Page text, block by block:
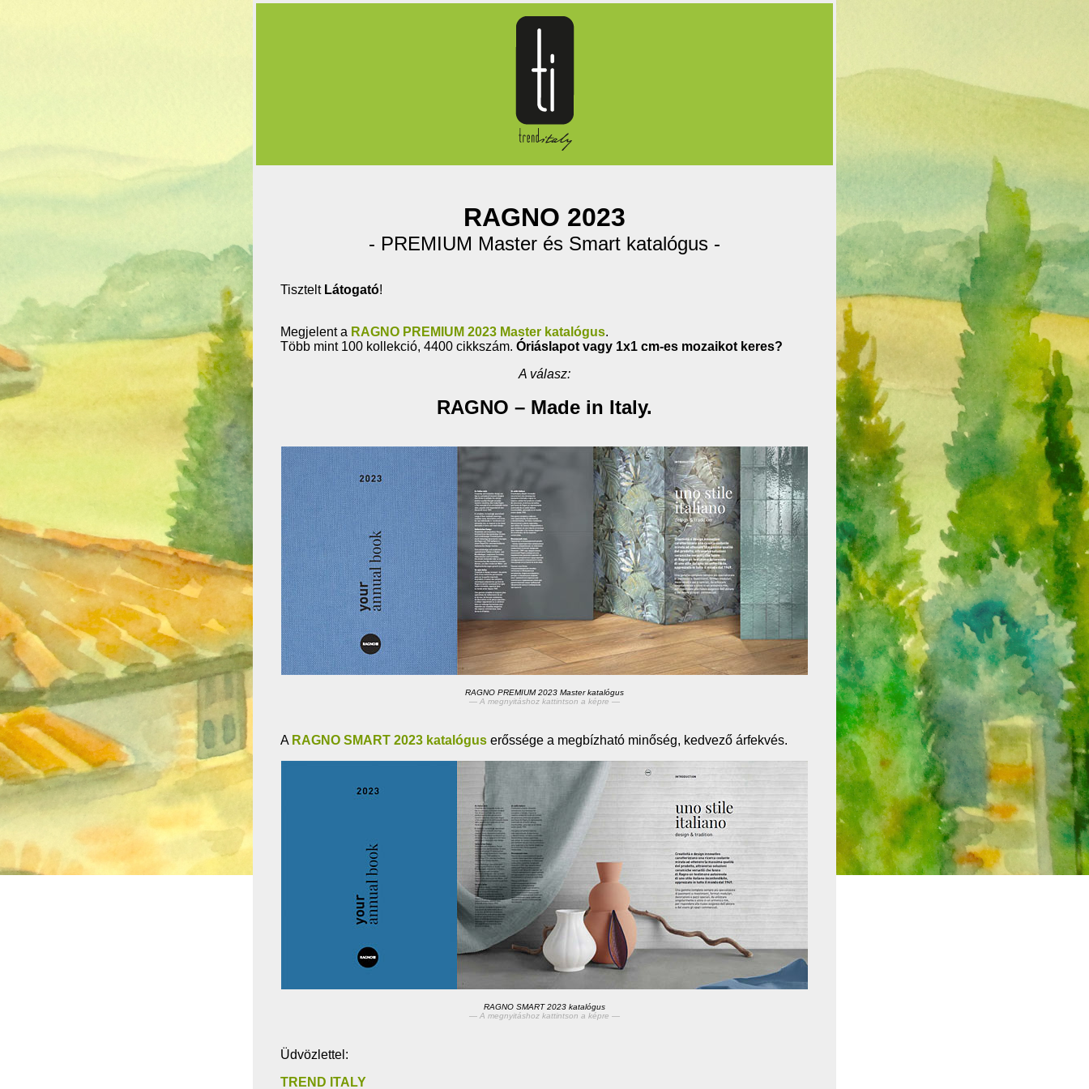
RAGNO 2023
- PREMIUM Master és Smart katalógus -
Tisztelt Látogató!
Megjelent a RAGNO PREMIUM 2023 Master katalógus.
Több mint 100 kollekció, 4400 cikkszám. Óriáslapot vagy 1x1 cm-es mozaikot keres?
A válasz:
RAGNO – Made in Italy.
RAGNO PREMIUM 2023 Master katalógus
— A megnyitáshoz kattintson a képre —
A RAGNO SMART 2023 katalógus erőssége a megbízható minőség, kedvező árfekvés.
RAGNO SMART 2023 katalógus
— A megnyitáshoz kattintson a képre —
Üdvözlettel:
TREND ITALY